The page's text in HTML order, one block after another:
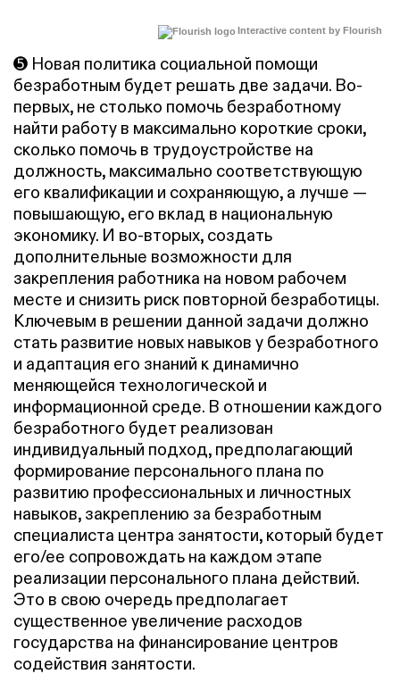
Interactive content by Flourish
➎ Новая политика социальной помощи
безработным будет решать две задачи. Во-
первых, не столько помочь безработному
найти работу в максимально короткие сроки,
сколько помочь в трудоустройстве на
должность, максимально соответствующую
его квалификации и сохраняющую, а лучше —
повышающую, его вклад в национальную
экономику. И во-вторых, создать
дополнительные возможности для
закрепления работника на новом рабочем
месте и снизить риск повторной безработицы.
Ключевым в решении данной задачи должно
стать развитие новых навыков у безработного
и адаптация его знаний к динамично
меняющейся технологической и
информационной среде. В отношении каждого
безработного будет реализован
индивидуальный подход, предполагающий
формирование персонального плана по
развитию профессиональных и личностных
навыков, закреплению за безработным
специалиста центра занятости, который будет
его/ее сопровождать на каждом этапе
реализации персонального плана действий.
Это в свою очередь предполагает
существенное увеличение расходов
государства на финансирование центров
содействия занятости.